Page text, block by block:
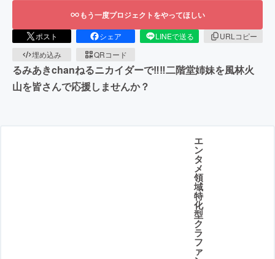
もう一度プロジェクトをやってほしい
ポスト シェア LINEで送る
URLコピー
埋め込み
QRコード
るみあきchanねるニカイダーで‼︎‼︎二階堂姉妹を風林火
山を皆さんで応援しませんか？
エ
ン
タ
メ
領
域
特
化
型
ク
ラ
フ
ァ